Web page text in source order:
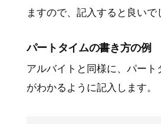
ますので、記入すると良いで
パートタイムの書き方の例
アルバイトと同様に、パート
がわかるように記入します。